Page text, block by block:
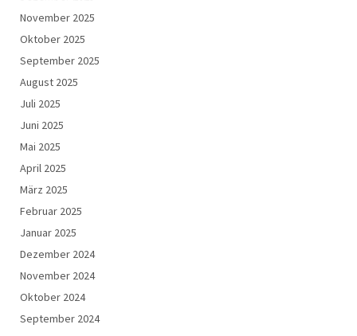
November 2025
Oktober 2025
September 2025
August 2025
Juli 2025
Juni 2025
Mai 2025
April 2025
März 2025
Februar 2025
Januar 2025
Dezember 2024
November 2024
Oktober 2024
September 2024